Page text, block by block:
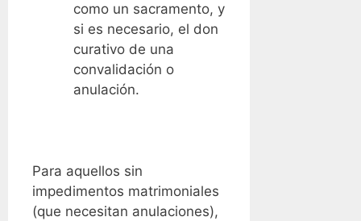
como un sacramento, y
si es necesario, el don
curativo de una
convalidación o
anulación.
Para aquellos sin
impedimentos matrimoniales
(que necesitan anulaciones),